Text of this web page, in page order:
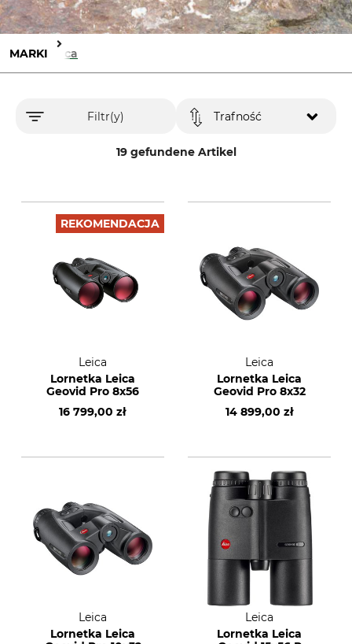
MARKI Leica
Filtr(y)
19 gefundene Artikel
Trafność
REKOMENDACJA
Leica
Lornetka Leica
Geovid Pro 8x56
16 799,00 zł
Leica
Lornetka Leica
Geovid Pro 8x32
14 899,00 zł
Leica
Lornetka Leica
Leica
Lornetka Leica